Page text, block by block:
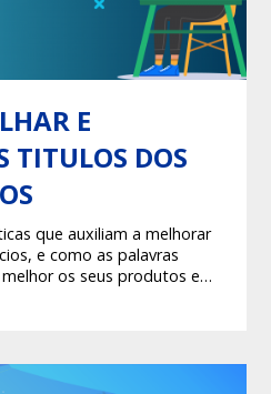
E
TITULOS DOS
que auxiliam a melhorar
e como as palavras
os seus produtos em